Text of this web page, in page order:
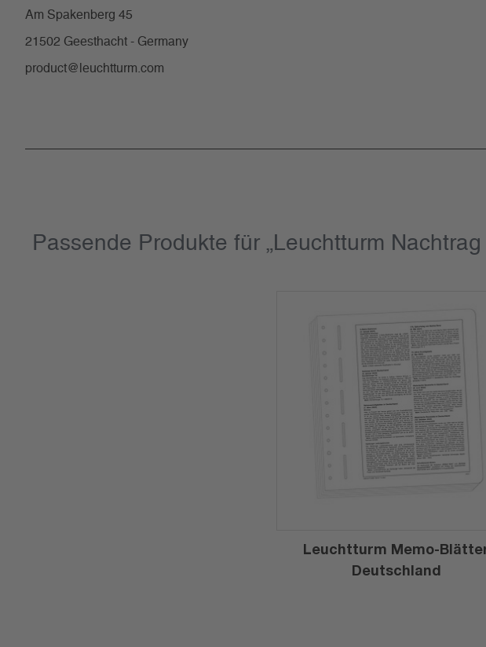
Am Spakenberg 45
21502 Geesthacht - Germany
product@leuchtturm.com
Passende Produkte für „Leuchtturm
Leuchtturm Memo-
Deutschland